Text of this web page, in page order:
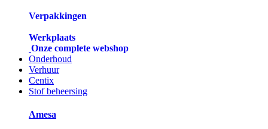
Verpakkingen
Werkplaats
Onze complete webshop
Onderhoud
Verhuur
Centix
Stof beheersing
Amesa